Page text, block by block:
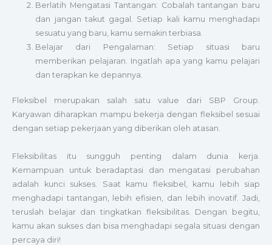
Berlatih Mengatasi Tantangan: Cobalah tantangan baru
dan jangan takut gagal. Setiap kali kamu menghadapi
sesuatu yang baru, kamu semakin terbiasa.
Belajar dari Pengalaman: Setiap situasi baru
memberikan pelajaran. Ingatlah apa yang kamu pelajari
dan terapkan ke depannya.
Fleksibel merupakan salah satu value dari SBP Group.
Karyawan diharapkan mampu bekerja dengan fleksibel sesuai
dengan setiap pekerjaan yang diberikan oleh atasan.
Fleksibilitas itu sungguh penting dalam dunia kerja.
Kemampuan untuk beradaptasi dan mengatasi perubahan
adalah kunci sukses. Saat kamu fleksibel, kamu lebih siap
menghadapi tantangan, lebih efisien, dan lebih inovatif. Jadi,
teruslah belajar dan tingkatkan fleksibilitas. Dengan begitu,
kamu akan sukses dan bisa menghadapi segala situasi dengan
percaya diri!